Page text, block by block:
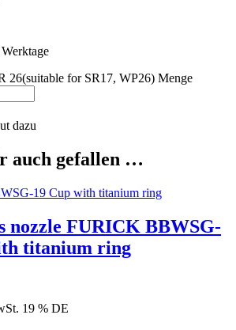
26(suitable for SR17, WP26) Menge
dazu
auch gefallen …
nozzle FURICK BBWSG-
titanium ring
19 % DE